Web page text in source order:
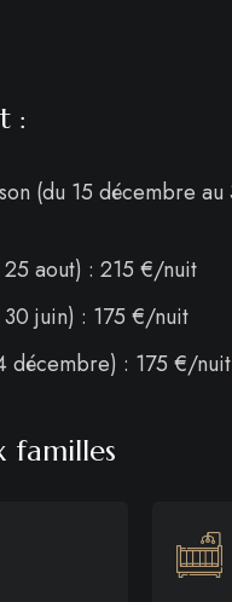
:
(du 15 décembre
25 aout) : 215 €/nuit
30 juin) : 175 €/nuit
décembre) : 175 €/nuit
familles